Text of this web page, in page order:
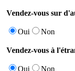
Vendez-vous sur
Oui Non
Vendez-vous à
Oui Non